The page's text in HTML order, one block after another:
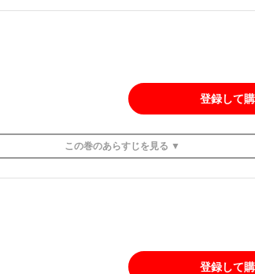
登録して
この巻のあらすじを 見る ▼
登録して